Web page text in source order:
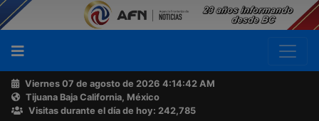
Viernes 07 de agosto de 2026 4:14:43 AM
Tijuana Baja California, México
Visitas durante el día de hoy: 242,785
Buscador